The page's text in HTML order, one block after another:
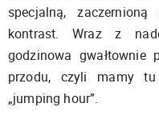
specjalną,
kontrast. Wraz z
godzinowa
przodu, czyli mamy
„jumping hour”.